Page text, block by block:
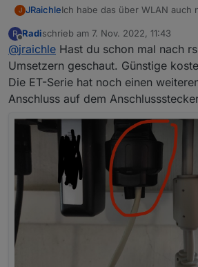
J JRaichleIch habe das über WLAN auch
Details bzw. kann jemand
WLAN überhaupt klappt?
Hat jemand nen Link für die
nicht lieferbar :-(
Gruß Jochen
R
Offline
Radischrieb am 7. Nov. 2022, 11:43
zuletzt editiert von
@jraichle Hast du schon mal nach
Umsetzern geschaut. Günstige
Die ET-Serie hat noch einen
Anschluss auf dem